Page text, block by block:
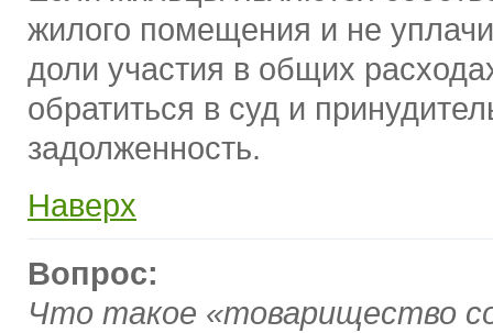
жилого помещения и не
доли участия в общих
обратиться в суд и
задолженность.
Наверх
Вопрос:
Что такое «товарищество